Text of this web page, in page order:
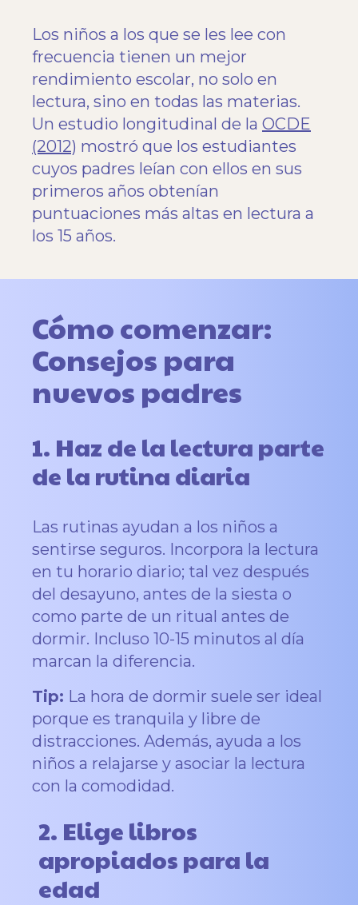
Los niños a los que se les lee con
frecuencia tienen un mejor
rendimiento escolar, no solo en
lectura, sino en todas las materias.
Un estudio longitudinal de la OCDE
(2012) mostró que los estudiantes
cuyos padres leían con ellos en sus
primeros años obtenían
puntuaciones más altas en lectura a
los 15 años.
Cómo comenzar:
Consejos para
nuevos padres
1. Haz de la lectura parte
de la rutina diaria
Las rutinas ayudan a los niños a
sentirse seguros. Incorpora la lectura
en tu horario diario; tal vez después
del desayuno, antes de la siesta o
como parte de un ritual antes de
dormir. Incluso 10-15 minutos al día
marcan la diferencia.
Tip: La hora de dormir suele ser ideal
porque es tranquila y libre de
distracciones. Además, ayuda a los
niños a relajarse y asociar la lectura
con la comodidad.
2. Elige libros
apropiados para la
edad